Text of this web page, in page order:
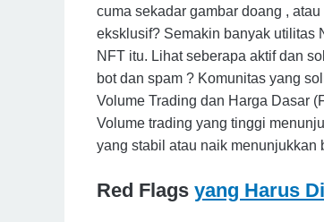
cuma sekadar gambar doang ,
eksklusif? Semakin banyak utilitas
NFT itu. Lihat seberapa aktif dan
bot dan spam ? Komunitas yang
Volume Trading dan Harga Dasar
Volume trading yang tinggi
yang stabil atau naik menunjukkan
Red Flags yang Harus